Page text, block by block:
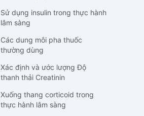
Sử dụng insulin trong thực hành
lâm sàng
Các dung môi pha thuốc
thường dùng
Xác định và ước lượng Độ
thanh thải Creatinin
Xuống thang corticoid trong
thực hành lâm sàng